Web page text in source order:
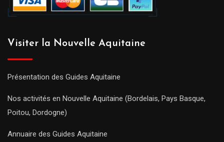
Visiter la Nouvelle Aquitaine
Présentation des Guides Aquitaine
Nos activités en Nouvelle Aquitaine (Bordelais, Pays Basque,
Poitou, Dordogne)
Annuaire des Guides Aquitaine